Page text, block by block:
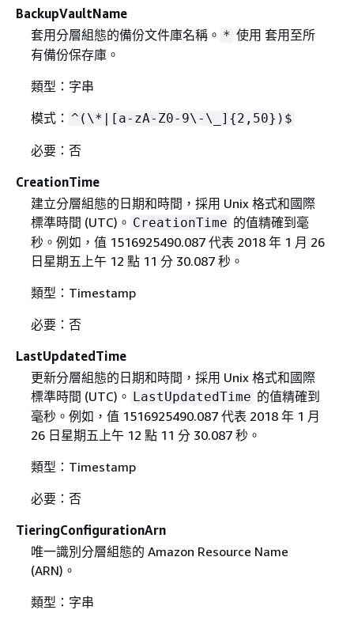
BackupVaultName
套用分層組態的備份文件庫名稱。 * 使用 套用至所
有備份保存庫。
類型：字串
模式： ^(\*|[a-zA-Z0-9\-\_] {2,50})$
必要：否
CreationTime
建立分層組態的日期和時間，採用 Unix 格式和國際
標準時間 (UTC)。 CreationTime 的值精確到毫
秒。例如，值 1516925490.087 代表 2018 年 1 月 26
日星期五上午 12 點 11 分 30.087 秒。
類型：Timestamp
必要：否
LastUpdatedTime
更新分層組態的日期和時間，採用 Unix 格式和國際
標準時間 (UTC)。 LastUpdatedTime 的值精確到
毫秒。例如，值 1516925490.087 代表 2018 年 1 月
26 日星期五上午 12 點 11 分 30.087 秒。
類型：Timestamp
必要：否
TieringConfigurationArn
唯一識別分層組態的 Amazon Resource Name
(ARN)。
類型：字串